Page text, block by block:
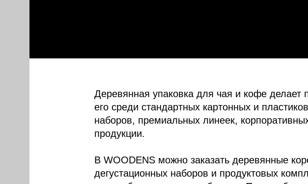
Деревянная упаковка для чая и кофе делает
его среди стандартных картонных и
наборов, премиальных линеек,
продукции.
В WOODENS можно заказать деревянные
дегустационных наборов и продуктовых